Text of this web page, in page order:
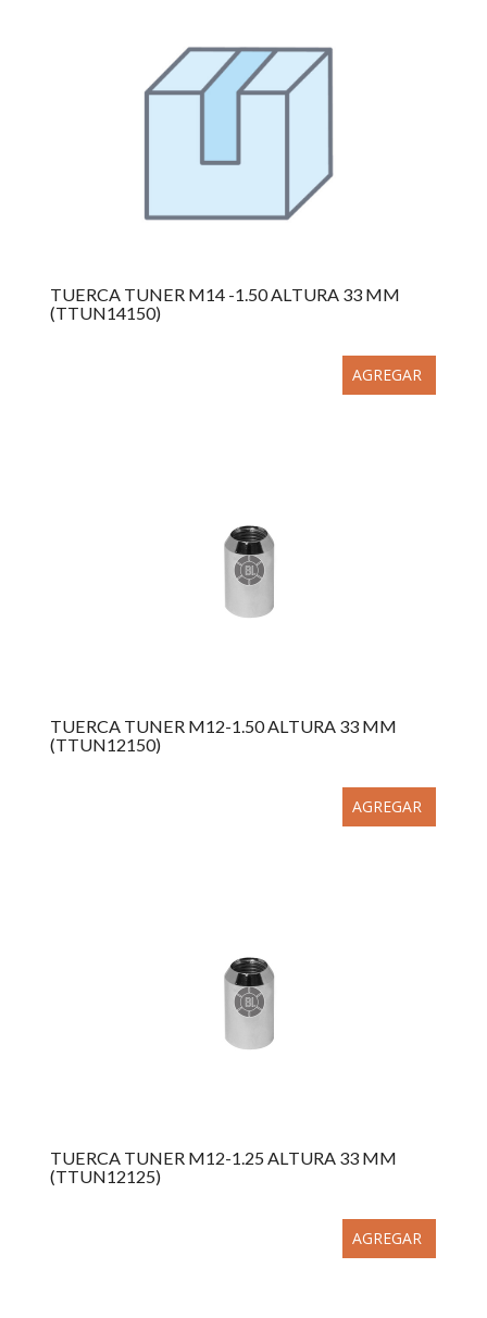
TUERCA TUNER M14 -1.50 ALTURA 33 MM
(TTUN14150)
AGREGAR
TUERCA TUNER M12-1.50 ALTURA 33 MM
(TTUN12150)
AGREGAR
TUERCA TUNER M12-1.25 ALTURA 33 MM
(TTUN12125)
AGREGAR